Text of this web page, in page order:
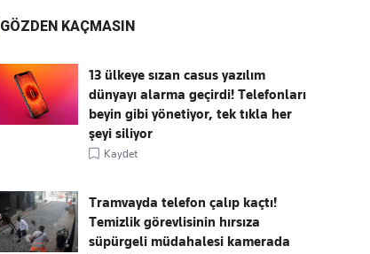
GÖZDEN KAÇMASIN
13 ülkeye sızan casus yazılım
dünyayı alarma geçirdi! Telefonları
beyin gibi yönetiyor, tek tıkla her
şeyi siliyor
Kaydet
Tramvayda telefon çalıp kaçtı!
Temizlik görevlisinin hırsıza
süpürgeli müdahalesi kamerada